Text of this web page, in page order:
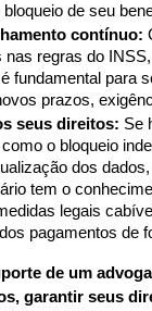
bloqueio de seu
contínuo:
nas regras do
fundamental para
prazos,
seus direitos: Se
o bloqueio
dos
tem o
legais
pagamentos de
de um
garantir seus